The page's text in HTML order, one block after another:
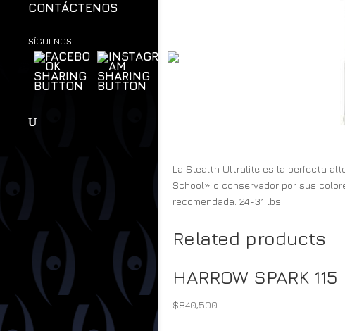
CONTÁCTENOS
SÍGUENOS
La Stealth Ultralite es la perfecta
School» o conservador por sus
recomendada: 24-31 lbs.
Related products
HARROW SPARK 115
$840,500